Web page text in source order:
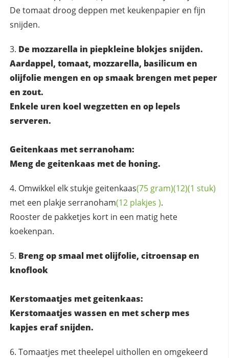
De tomaat droog deppen met keukenpapier en fijn
snijden.
De mozzarella in piepkleine blokjes snijden.
Aardappel, tomaat, mozzarella, basilicum en
olijfolie mengen en op smaak brengen met peper
en zout.
Enkele uren koel wegzetten en op lepels
serveren.
Geitenkaas met serranoham:
Meng de geitenkaas met de honing.
Omwikkel elk stukje geitenkaas(75 gram)(12)(1 stuk)
met een plakjeserranoham(12 plakjes ).
Rooster de pakketjes kort in een matig hete
koekenpan.
Breng op smaal met olijfolie, citroensap en
knoflook
Kerstomaatjes met geitenkaas:
Kerstomaatjes wassen en met scherp mes
kapjes eraf snijden.
Tomaatjes met theelepel uithollen en omgekeerd